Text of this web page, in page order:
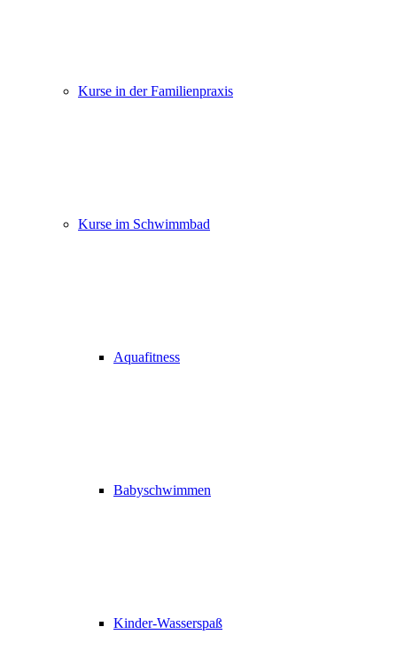
Kurse in der Familienpraxis
Kurse im Schwimmbad
Aquafitness
Babyschwimmen
Kinder-Wasserspaß